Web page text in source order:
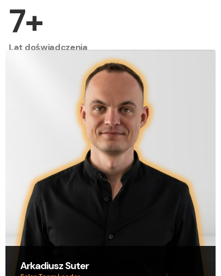
7+
Lat doświadczenia
Arkadiusz Suter